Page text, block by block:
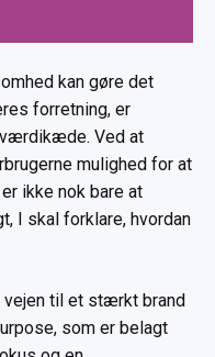
kan gøre det
forretning, er
værdikæde. Ved at
mulighed for at
ikke nok bare at
I skal forklare, hvordan
vejen til et stærkt brand
som er belagt